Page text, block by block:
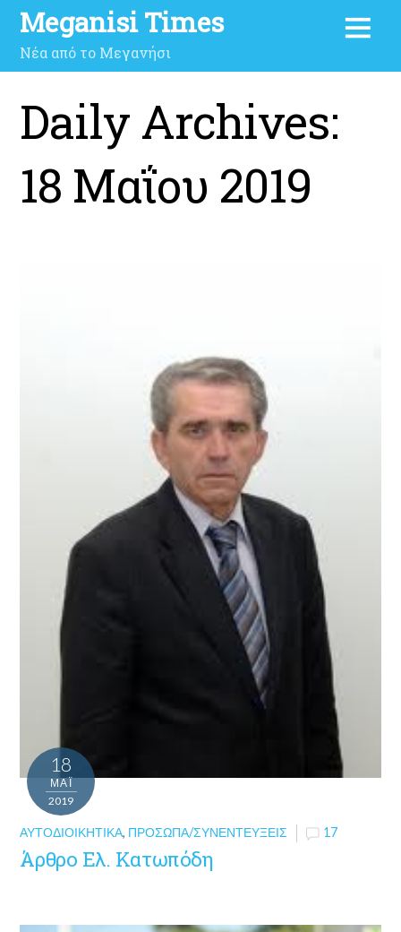
Meganisi Times
Νέα από το Μεγανήσι
Daily Archives:
18 Μαΐου 2019
18
ΜΑΪ́
2019
ΑΥΤΟΔΙΟΙΚΗΤΙΚΆ, ΠΡΌΣΩΠΑ/ΣΥΝΕΝΤΕΎΞΕΙΣ 17
Άρθρο Ελ. Κατωπόδη